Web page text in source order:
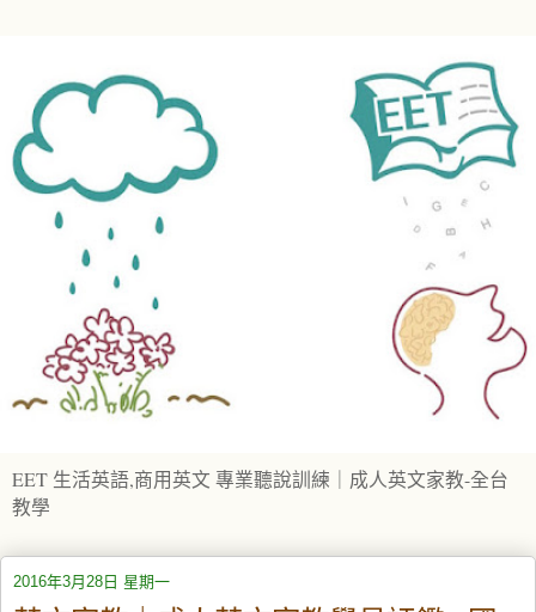
EET 生活英語,商用英文 專業聽說訓練｜成人英文家教-全台
教學
2016年3月28日 星期一